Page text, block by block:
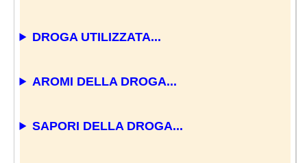
DROGA UTILIZZATA...
AROMI DELLA DROGA...
SAPORI DELLA DROGA...